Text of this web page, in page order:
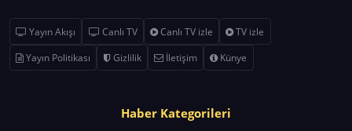
Yayın Akışı Canlı TV Canlı TV izle
TV izle
Yayın Politikası
Gizlilik İletişim Künye
Haber Kategorileri